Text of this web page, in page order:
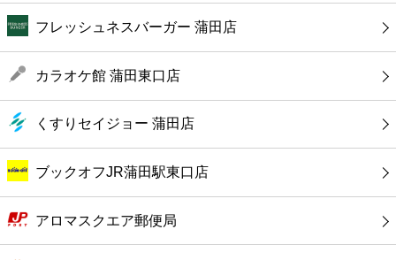
ホテル
フレッシュネスバーガー 蒲田店
カラオケ館 蒲田東口店
くすりセイジョー 蒲田店
ブックオフJR蒲田駅東口店
アロマスクエア郵便局